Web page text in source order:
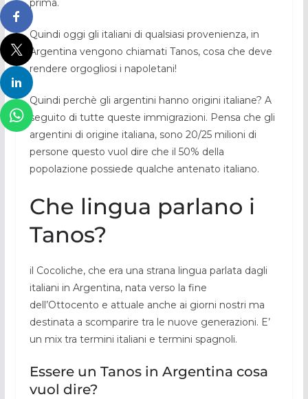
prima.
Quindi oggi gli italiani di qualsiasi provenienza, in
Argentina vengono chiamati Tanos, cosa che deve
rendere orgogliosi i napoletani!
Quindi perchè gli argentini hanno origini italiane? A
seguito di tutte queste immigrazioni. Pensa che gli
argentini di origine italiana, sono 20/25 milioni di
persone questo vuol dire che il 50% della
popolazione possiede qualche antenato italiano.
Che lingua parlano i
Tanos?
il Cocoliche, che era una strana lingua parlata dagli
italiani in Argentina, nata verso la fine
dell’Ottocento e attuale anche ai giorni nostri ma
destinata a scomparire tra le nuove generazioni. E’
un mix tra termini italiani e termini spagnoli.
Essere un Tanos in Argentina cosa
vuol dire?